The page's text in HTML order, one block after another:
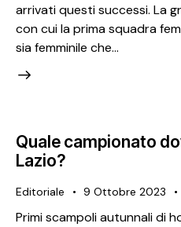
arrivati questi successi. La
con cui la prima squadra
sia femminile che…
Quale campionato
Lazio?
Editoriale 9 Ottobre 2023
Primi scampoli autunnali di